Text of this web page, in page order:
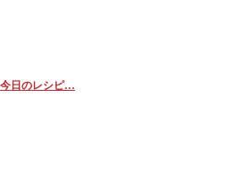
日のレシピ…